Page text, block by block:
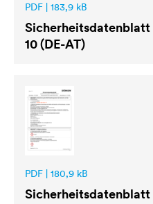
PDF | 183,9 kB
Sicherheitsdatenblatt
10 (DE-AT)
PDF | 180,9 kB
Sicherheitsdatenblatt